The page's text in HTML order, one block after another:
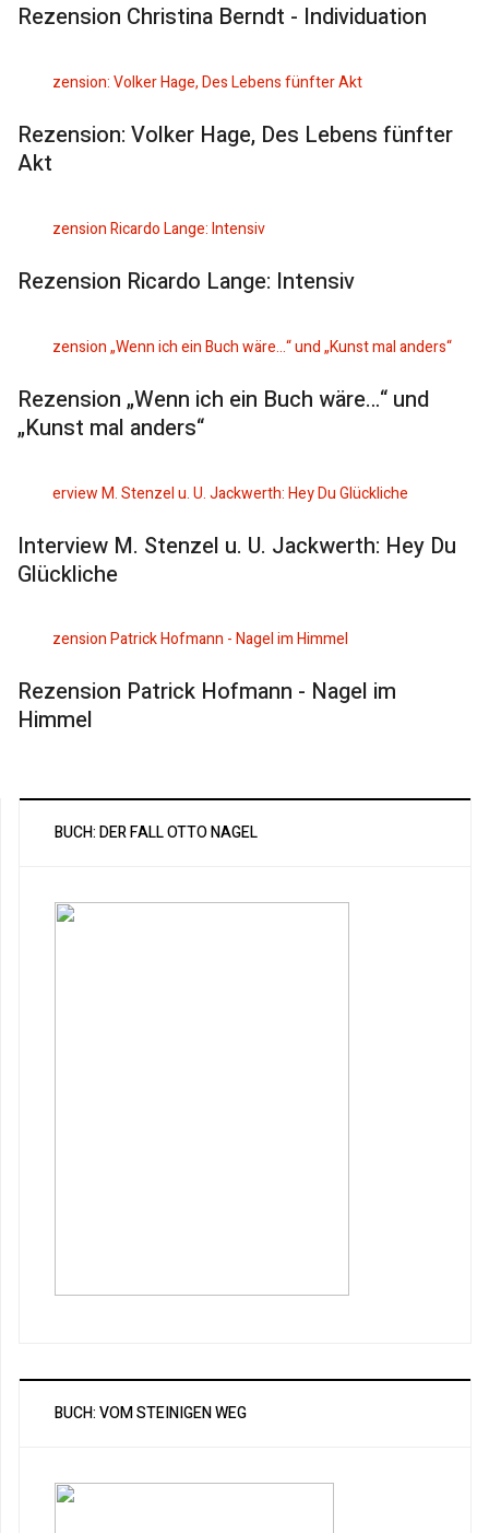
Rezension Christina Berndt - Individuation
Rezension: Volker Hage, Des Lebens fünfter
Akt
Rezension Ricardo Lange: Intensiv
Rezension „Wenn ich ein Buch wäre…“ und
„Kunst mal anders“
Interview M. Stenzel u. U. Jackwerth: Hey Du
Glückliche
Rezension Patrick Hofmann - Nagel im
Himmel
BUCH: DER FALL OTTO NAGEL
BUCH: VOM STEINIGEN WEG